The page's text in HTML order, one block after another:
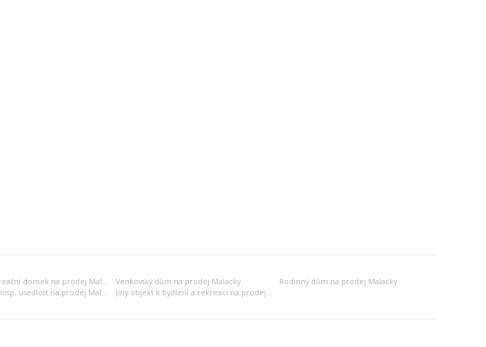
Chalupa, rekreační domek na prodej Malacky Venkovský dům na prodej Malacky
Rodinný dům na prodej Malacky
Bývalá polnohosp. usedlost na prodej Malacky Jiný objekt k bydlení a rekreaci na prodej Malacky